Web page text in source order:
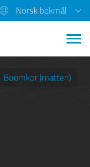
Norsk bokmål
Boomkor (matten)